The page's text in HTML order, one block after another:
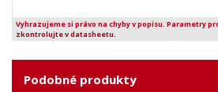
Vyhrazujeme si právo na chyby v popisu. Parametry
zkontrolujte v datasheetu.
Podobné produkty